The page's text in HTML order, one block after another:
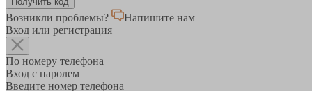
Возникли проблемы?
Напишите нам
Вход или регистрация
По номеру телефона
Вход с паролем
Введите номер телефона